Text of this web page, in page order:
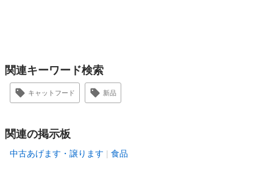
関連キーワード検索
キャットフード 新品
関連の掲示板
中古あげます・譲ります 食品